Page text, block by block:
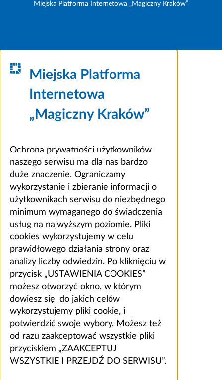
Miejska Platforma Internetowa „Magiczny Kraków”
Miejska Platforma
Internetowa
„Magiczny Kraków”
Ochrona prywatności użytkowników
naszego serwisu ma dla nas bardzo
duże znaczenie. Ograniczamy
wykorzystanie i zbieranie informacji o
użytkownikach serwisu do niezbędnego
minimum wymaganego do świadczenia
usług na najwyższym poziomie. Pliki
cookies wykorzystujemy w celu
prawidłowego działania strony oraz
analizy liczby odwiedzin. Po kliknięciu w
przycisk „USTAWIENIA COOKIES”
możesz otworzyć okno, w którym
dowiesz się, do jakich celów
wykorzystujemy pliki cookie, i
potwierdzić swoje wybory. Możesz też
od razu zaakceptować wszystkie pliki
przyciskiem „ZAAKCEPTUJ
WSZYSTKIE I PRZEJDŹ DO SERWISU”.